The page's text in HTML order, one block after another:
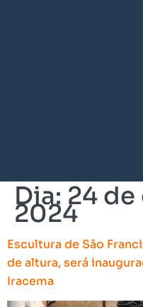
Dia: 24
2024
Escultura de São
de altura, será
Iracema